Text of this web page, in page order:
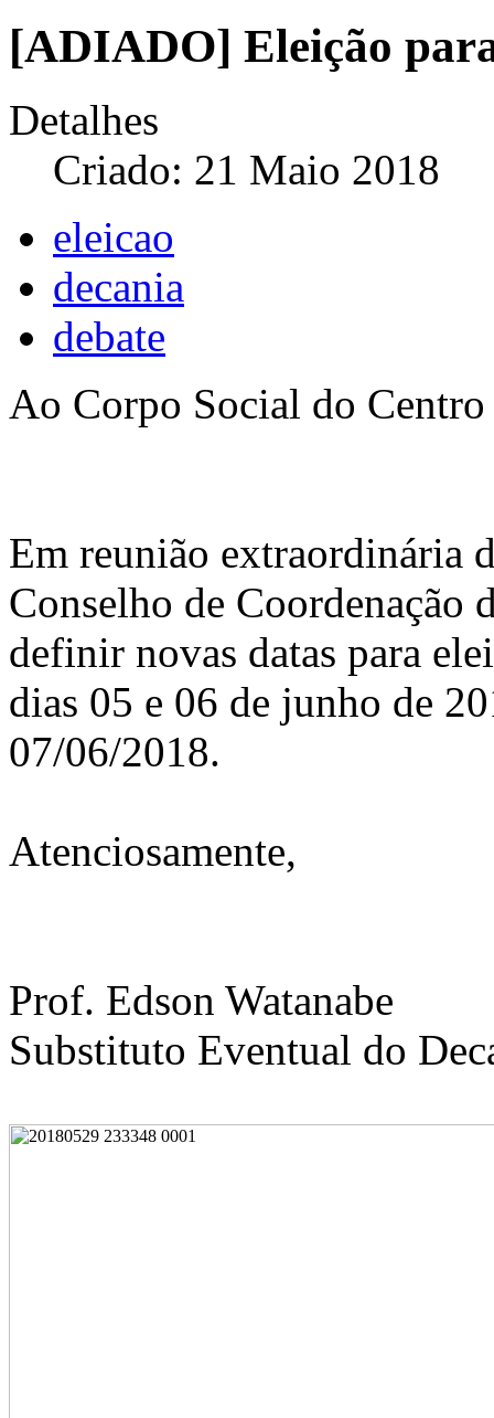
[ADIADO] Eleição
Detalhes
Criado: 21 Maio 2018
eleicao
decania
debate
Ao Corpo Social do
Em reunião extraordinária
Conselho de Coordenação
definir novas datas para
dias 05 e 06 de junho de
07/06/2018.
Atenciosamente,
Prof. Edson Watanabe
Substituto Eventual do